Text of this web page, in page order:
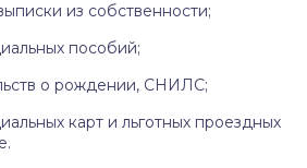
из собственности;
пособий;
о рождении, СНИЛС;
карт и льготных проездных